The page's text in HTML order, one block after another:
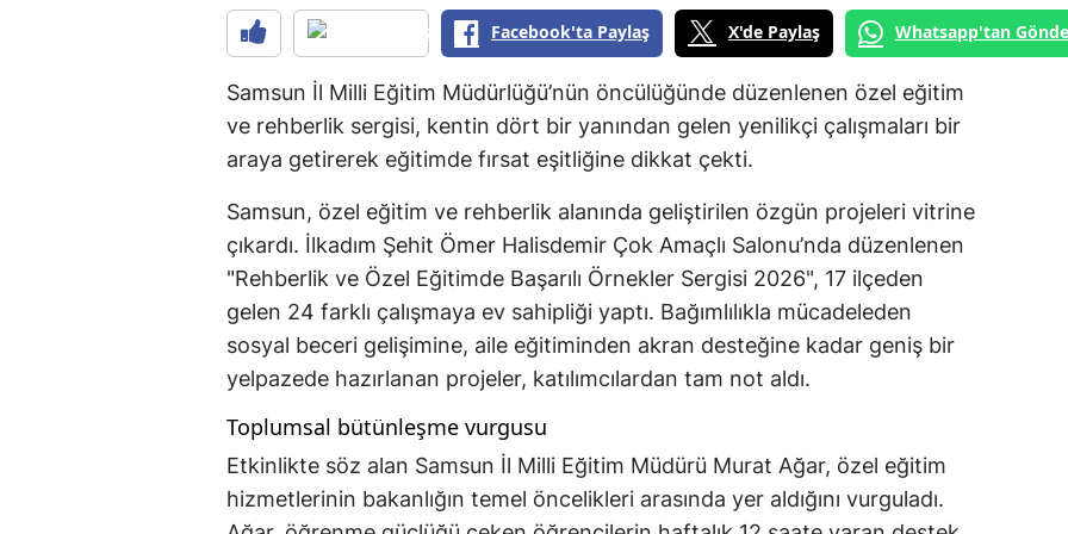
Facebook'ta Paylaş X'de Paylaş Whatsapp'tan
Samsun İl Milli Eğitim Müdürlüğü’nün öncülüğünde düzenlenen özel eğitim
ve rehberlik sergisi, kentin dört bir yanından gelen yenilikçi çalışmaları bir
araya getirerek eğitimde fırsat eşitliğine dikkat çekti.
Samsun, özel eğitim ve rehberlik alanında geliştirilen özgün projeleri vitrine
çıkardı. İlkadım Şehit Ömer Halisdemir Çok Amaçlı Salonu’nda düzenlenen
"Rehberlik ve Özel Eğitimde Başarılı Örnekler Sergisi 2026", 17 ilçeden
gelen 24 farklı çalışmaya ev sahipliği yaptı. Bağımlılıkla mücadeleden
sosyal beceri gelişimine, aile eğitiminden akran desteğine kadar geniş bir
yelpazede hazırlanan projeler, katılımcılardan tam not aldı.
Toplumsal bütünleşme vurgusu
Etkinlikte söz alan Samsun İl Milli Eğitim Müdürü Murat Ağar, özel eğitim
hizmetlerinin bakanlığın temel öncelikleri arasında yer aldığını vurguladı.